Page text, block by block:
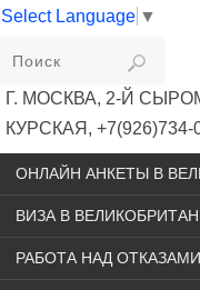
Select Language ▼
VIKIVISA
Г. МОСКВА, 2-Й
КУРСКАЯ, +7(926)734-
VISA@VIKIVISA.RU
ОНЛАЙН АНКЕТЫ В
ВИЗА В
РАБОТА НАД ОТКАЗАМИ